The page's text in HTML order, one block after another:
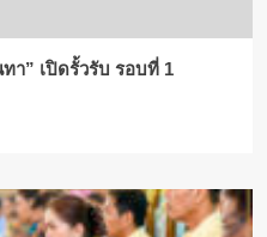
า” เปิดรั้วรับ รอบที่ 1